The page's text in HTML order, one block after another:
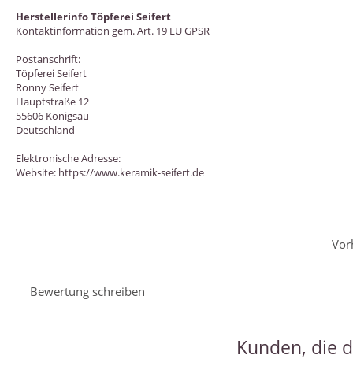
Herstellerinfo Töpferei Seifert
Kontaktinformation gem. Art. 19 EU GPSR
Postanschrift:
Töpferei Seifert
Ronny Seifert
Hauptstraße 12
55606 Königsau
Deutschland
Elektronische Adresse:
Website: https://www.keramik-seifert.de
Bewertung schreiben
Kunden, die